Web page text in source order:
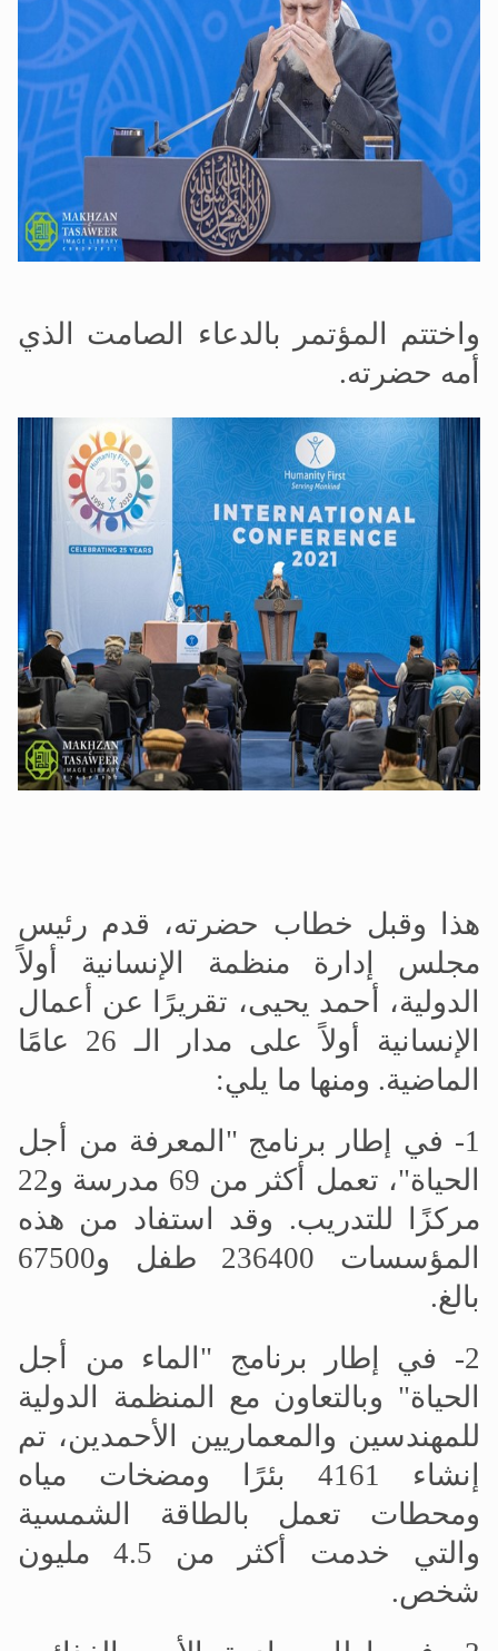
واختتم المؤتمر بالدعاء الصامت الذي
أمه حضرته.
هذا وقبل خطاب حضرته، قدم رئيس
مجلس إدارة منظمة الإنسانية أولاً
الدولية، أحمد يحيى، تقريرًا عن أعمال
الإنسانية أولاً على مدار الـ 26 عامًا
الماضية. ومنها ما يلي:
1- في إطار برنامج "المعرفة من أجل
الحياة"، تعمل أكثر من 69 مدرسة و22
مركزًا للتدريب. وقد استفاد من هذه
المؤسسات 236400 طفل و67500
بالغ.
2- في إطار برنامج "الماء من أجل
الحياة" وبالتعاون مع المنظمة الدولية
للمهندسين والمعماريين الأحمدين، تم
إنشاء 4161 بئرًا ومضخات مياه
ومحطات تعمل بالطاقة الشمسية
والتي خدمت أكثر من 4.5 مليون
شخص.